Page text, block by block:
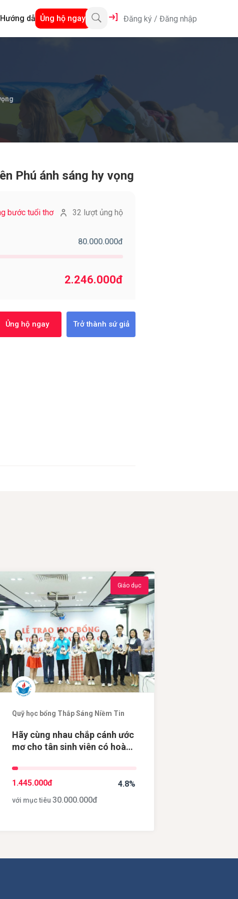
Hướng dẫn Ủng hộ ngay Đăng ký / Đăng nhập
Phú ánh sáng hy vọng
bước tuổi thơ 32 lượt ủng hộ
80.000.000đ
2.246.000đ
Ủng hộ ngay Trở thành sứ giả
Giáo dục
Quỹ học bổng Thắp Sáng Niềm Tin
Hãy cùng nhau chắp cánh ước
mơ cho tân sinh viên có hoàn
4.8%
1.445.000đ
với mục tiêu30.000.000đ